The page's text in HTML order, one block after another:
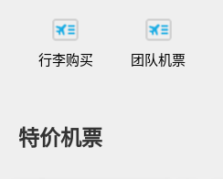
行李购买 团队机票
特价机票